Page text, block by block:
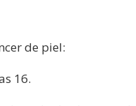
de piel:
16.